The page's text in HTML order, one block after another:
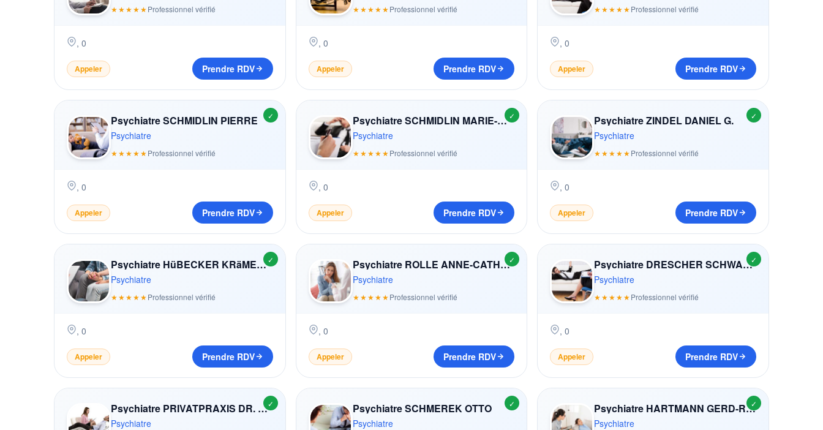
★★★★★Professionnel vérifié
, 0
Appeler Prendre RDV
★★★★★Professionnel vérifié
, 0
Appeler Prendre RDV
★★★★★Professionnel vérifié
,0
Appeler Prendre RDV
✓
Psychiatre SCHMIDLIN PIERRE
Psychiatre
★★★★★Professionnel vérifié
, 0
Appeler Prendre RDV
✓
Psychiatre SCHMIDLIN MARIE-MADELEINE (-PRALONG)
Psychiatre
★★★★★Professionnel vérifié
, 0
Appeler Prendre RDV
✓
Psychiatre ZINDEL DANIEL G.
Psychiatre
★★★★★Professionnel vérifié
,0
Appeler Prendre RDV
✓
Psychiatre HüBECKER KRäMER ASTRID
Psychiatre
★★★★★Professionnel vérifié
, 0
Appeler Prendre RDV
✓
Psychiatre ROLLE ANNE-CATHERINE
Psychiatre
★★★★★Professionnel vérifié
, 0
Appeler Prendre RDV
✓
Psychiatre DRESCHER SCHWARZ ROSE
Psychiatre
★★★★★Professionnel vérifié
,0
Appeler Prendre RDV
✓
Psychiatre PRIVATPRAXIS DR. KRAUER
Psychiatre
✓
Psychiatre SCHMEREK OTTO
Psychiatre
✓
Psychiatre HARTMANN GERD-RUBEN
Psychiatre